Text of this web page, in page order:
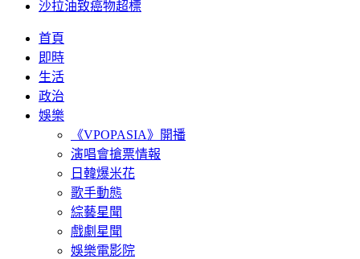
沙拉油致癌物超標
首頁
即時
生活
政治
娛樂
《VPOPASIA》開播
演唱會搶票情報
日韓爆米花
歌手動態
綜藝星聞
戲劇星聞
娛樂電影院